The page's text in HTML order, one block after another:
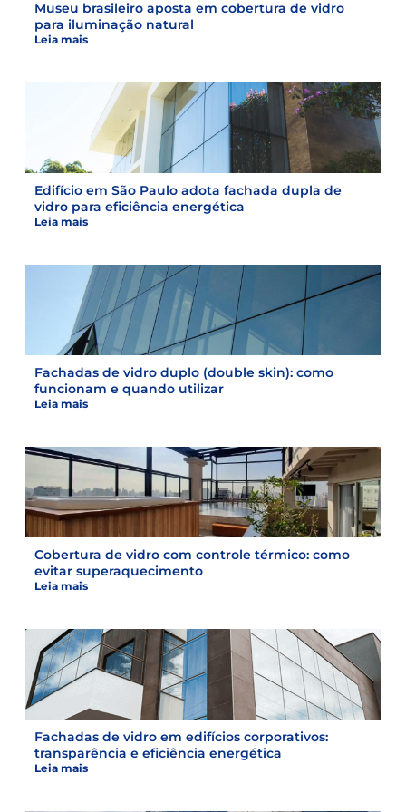
Museu brasileiro aposta em cobertura de vidro
para iluminação natural
Leia mais
Edifício em São Paulo adota fachada dupla de
vidro para eficiência energética
Leia mais
Fachadas de vidro duplo (double skin): como
funcionam e quando utilizar
Leia mais
Cobertura de vidro com controle térmico: como
evitar superaquecimento
Leia mais
Fachadas de vidro em edifícios corporativos:
transparência e eficiência energética
Leia mais